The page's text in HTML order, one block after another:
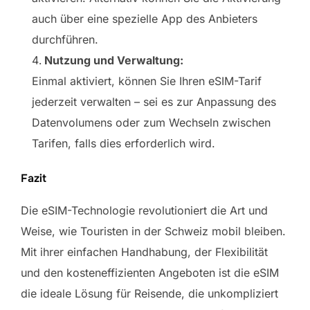
auch über eine spezielle App des Anbieters
durchführen.
Nutzung und Verwaltung:
Einmal aktiviert, können Sie Ihren eSIM-Tarif
jederzeit verwalten – sei es zur Anpassung des
Datenvolumens oder zum Wechseln zwischen
Tarifen, falls dies erforderlich wird.
Fazit
Die eSIM-Technologie revolutioniert die Art und
Weise, wie Touristen in der Schweiz mobil bleiben.
Mit ihrer einfachen Handhabung, der Flexibilität
und den kosteneffizienten Angeboten ist die eSIM
die ideale Lösung für Reisende, die unkompliziert